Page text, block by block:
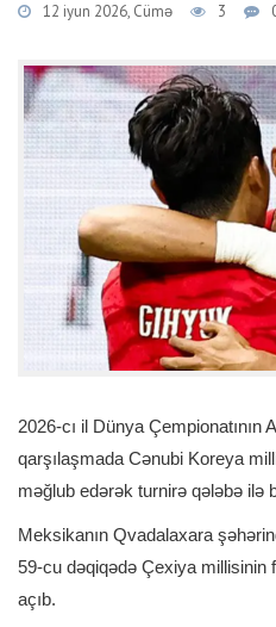
12 iyun 2026, Cümə 3
2026-cı il Dünya Çempionatının
qarşılaşmada Cənubi Koreya
məğlub edərək turnirə qələbə ilə
Meksikanın Qvadalaxara
59-cu dəqiqədə Çexiya millisinin
açıb.